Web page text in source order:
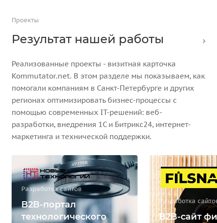
Проекты
Результат нашей работы
Реализованные проекты - визитная карточка
Kommutator.net. В этом разделе мы показываем, как
помогали компаниям в Санкт-Петербурге и других
регионах оптимизировать бизнес-процессы с
помощью современных IT-решений: веб-
разработки, внедрения 1С и Битрикс24, интернет-
маркетинга и технической поддержки.
Разработка сайтов
B2B-портал
технологического
Разработка
B2B-сайт